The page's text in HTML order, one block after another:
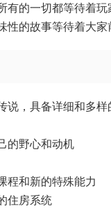
有的一切都等待着
性的故事等待着大
说，具备详细和多样
的野心和动机
程和新的特殊能力
住房系统